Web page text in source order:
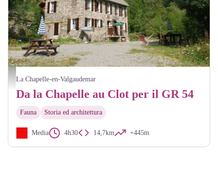
Refuge Xavier Blanc - Dominique Vincent - PNE
La Chapelle-en-Valgaudemar
Da la Chapelle au Clot per il GR 54
Fauna Storia ed architettura
Media 4h30 14,7km +445m